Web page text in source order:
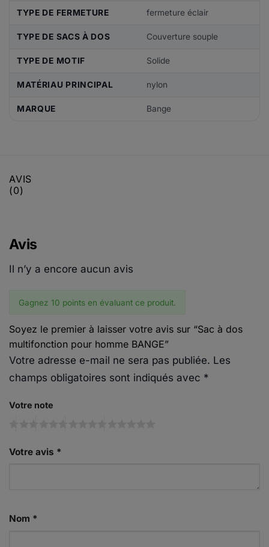
TYPE DE FERMETURE fermeture éclair
TYPE DE SACS À DOS Couverture souple
TYPE DE MOTIF Solide
MATÉRIAU PRINCIPAL nylon
MARQUE Bange
AVIS
(0)
Avis
Il n’y a encore aucun avis
Gagnez 10 points en évaluant ce produit.
Soyez le premier à laisser votre avis sur “Sac à dos
multifonction pour homme BANGE”
Votre adresse e-mail ne sera pas publiée. Les
champs obligatoires sont indiqués avec *
Votre note
Votre avis *
Nom *